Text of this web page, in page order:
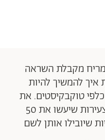
מריח מקבלת השראה
איך להמשיך להיות
טוקבקיסטים. את
חוגגת 50 עם הנשים הצעירות שיעשו את 50
שיובילו אותן לשם